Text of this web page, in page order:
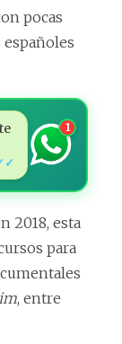
pocas
1
2018, esta
para
, entre